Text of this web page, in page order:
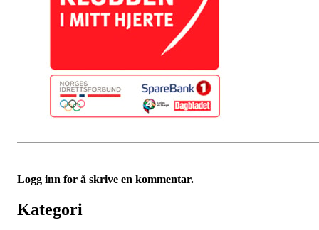
Logg inn for å skrive en kommentar.
Kategori